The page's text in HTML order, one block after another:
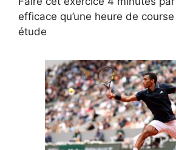
efficace qu’une heure de
étude